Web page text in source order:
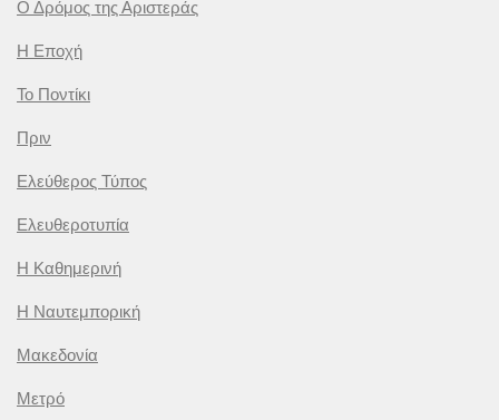
Ο Δρόμος της Αριστεράς
Η Εποχή
Το Ποντίκι
Πριν
Ελεύθερος Τύπος
Ελευθεροτυπία
Η Καθημερινή
Η Ναυτεμπορική
Μακεδονία
Μετρό